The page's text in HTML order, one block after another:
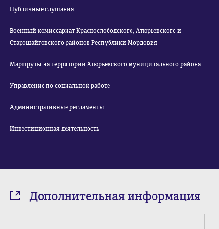
Публичные слушания
Военный комиссариат Краснослободского, Атюрьевского и
Старошайговского районов Республики Мордовия
Маршруты на территории Атюрьевского муниципального района
Управление по социальной работе
Административные регламенты
Инвестиционная деятельность
Дополнительная информация